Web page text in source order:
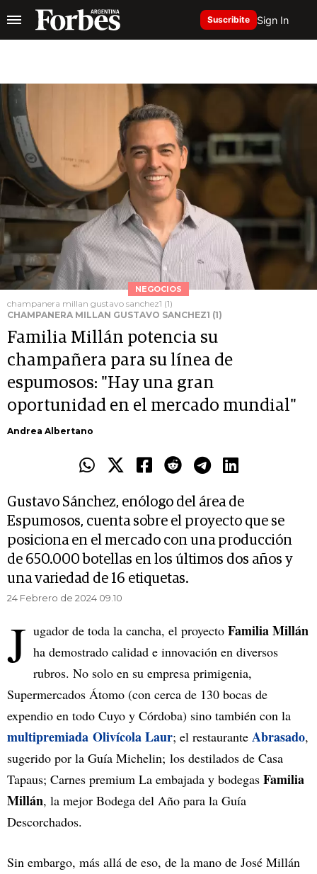
Suscribite Sign In
NEGOCIOS
champanera millan gustavo sanchez1 (1)
CHAMPANERA MILLAN GUSTAVO SANCHEZ1 (1)
Familia Millán potencia su
champañera para su línea de
espumosos: "Hay una gran
oportunidad en el mercado mundial"
Andrea Albertano
Gustavo Sánchez, enólogo del área de
Espumosos, cuenta sobre el proyecto que se
posiciona en el mercado con una producción
de 650.000 botellas en los últimos dos años y
una variedad de 16 etiquetas.
24 Febrero de 2024 09.10
J ugador de toda la cancha, el proyecto Familia Millán
ha demostrado calidad e innovación en diversos
rubros. No solo en su empresa primigenia,
Supermercados Átomo (con cerca de 130 bocas de
expendio en todo Cuyo y Córdoba) sino también con la
multipremiada Olivícola Laur; el restaurante Abrasado,
sugerido por la Guía Michelin; los destilados de Casa
Tapaus; Carnes premium La embajada y bodegas Familia
Millán, la mejor Bodega del Año para la Guía
Descorchados.
Sin embargo, más allá de eso, de la mano de José Millán